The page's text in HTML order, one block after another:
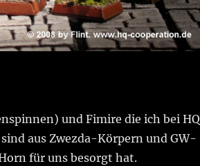
und Fimire die ich bei HQ
aus Zwezda-Körpern und GW-
für uns besorgt hat.